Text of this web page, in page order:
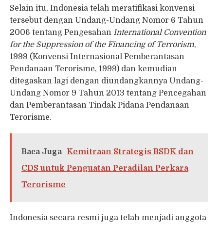
Selain itu, Indonesia telah meratifikasi konvensi
tersebut dengan Undang-Undang Nomor 6 Tahun
2006 tentang Pengesahan International Convention
for the Suppression of the Financing of Terrorism,
1999 (Konvensi Internasional Pemberantasan
Pendanaan Terorisme, 1999) dan kemudian
ditegaskan lagi dengan diundangkannya Undang-
Undang Nomor 9 Tahun 2013 tentang Pencegahan
dan Pemberantasan Tindak Pidana Pendanaan
Terorisme.
Baca Juga
Kemitraan Strategis BSDK dan
CDS untuk Penguatan Peradilan Perkara
Terorisme
Indonesia secara resmi juga telah menjadi anggota